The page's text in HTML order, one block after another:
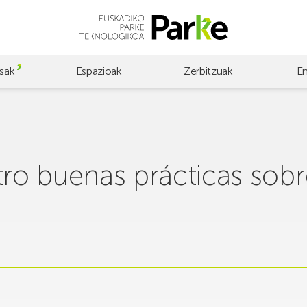
Espazioak Zerbitzuak
buenas prácticas